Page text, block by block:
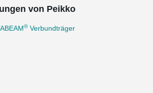
von Peikko
® Verbundträger